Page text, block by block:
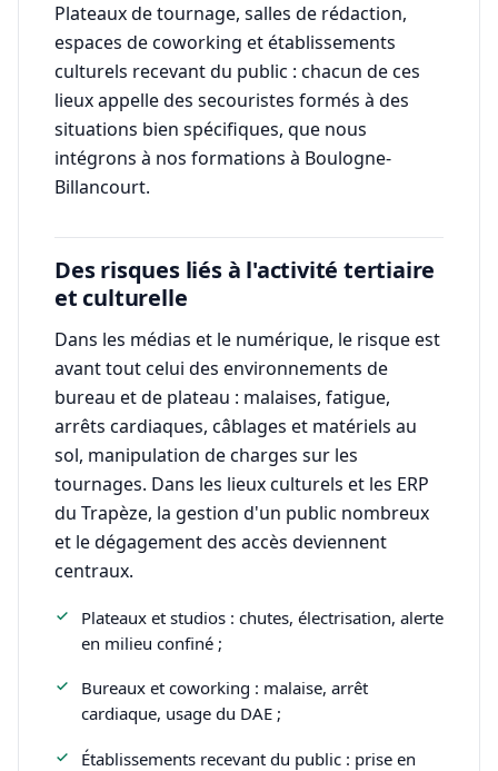
Plateaux de tournage, salles de rédaction,
espaces de coworking et établissements
culturels recevant du public : chacun de ces
lieux appelle des secouristes formés à des
situations bien spécifiques, que nous
intégrons à nos formations à Boulogne-
Billancourt.
Des risques liés à l'activité tertiaire
et culturelle
Dans les médias et le numérique, le risque est
avant tout celui des environnements de
bureau et de plateau : malaises, fatigue,
arrêts cardiaques, câblages et matériels au
sol, manipulation de charges sur les
tournages. Dans les lieux culturels et les ERP
du Trapèze, la gestion d'un public nombreux
et le dégagement des accès deviennent
centraux.
Plateaux et studios : chutes, électrisation, alerte
en milieu confiné ;
Bureaux et coworking : malaise, arrêt
cardiaque, usage du DAE ;
Établissements recevant du public : prise en